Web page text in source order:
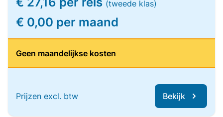
(tweede klas)
€ 0,00 per maand
Geen maandelijkse kosten
Prijzen excl. btw Bekijk